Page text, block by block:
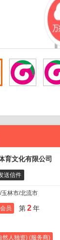
育文化有限公司
送信件
玉林市/北流市
员 第2年
然人独资) (服务商)